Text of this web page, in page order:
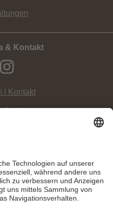
& Kontakt
| Kontakt
der Dolomitenregion 3 Zinnen, das
von mächtigen Dolomitengipfeln